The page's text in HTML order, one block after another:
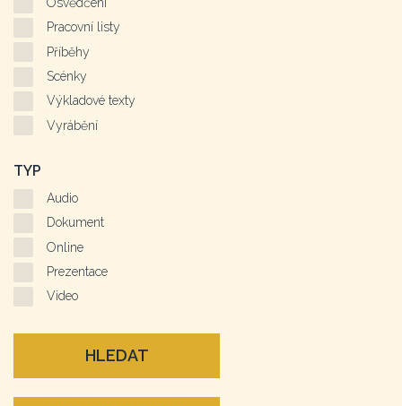
Pracovní listy
Příběhy
Scénky
Výkladové texty
Vyrábění
TYP
Audio
Dokument
Online
Prezentace
Video
HLEDAT